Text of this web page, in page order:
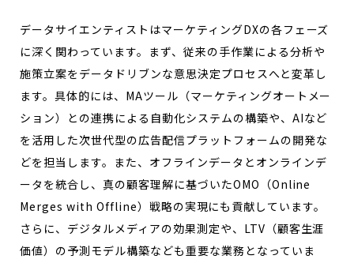
データサイエンティストはマーケティングDXの各フェーズ
に深く関わっています。まず、従来の手作業による分析や
施策立案をデータドリブンな意思決定プロセスへと変革し
ます。具体的には、MAツール（マーケティングオートメー
ション）との連携による自動化システムの構築や、AIなど
を活用した次世代型の広告配信プラットフォームの開発な
どを担当します。また、オフラインデータとオンラインデ
ータを統合し、真の顧客理解に基づいたOMO（Online
Merges with Offline）戦略の実現にも貢献しています。
さらに、デジタルメディアの効果測定や、LTV（顧客生涯
価値）の予測モデル構築なども重要な業務となっていま